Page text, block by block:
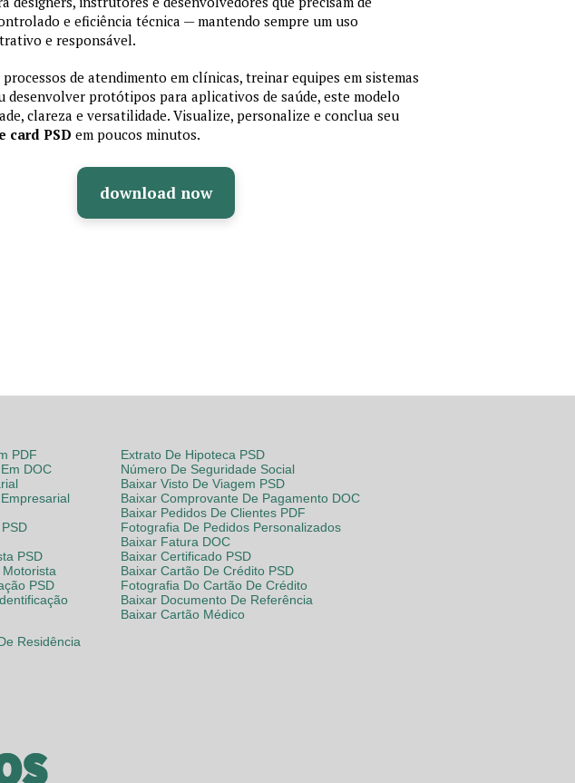
e eficiência técnica — mantendo sempre um uso
e responsável.
de atendimento em clínicas, treinar equipes em sistemas
desenvolver protótipos para aplicativos de saúde, este modelo
clareza e versatilidade. Visualize, personalize e conclua seu
card PSD em poucos minutos.
download now
PDF
DOC
PSD
PSD
Residência
Extrato De Hipoteca PSD
Número De Seguridade Social
Baixar Visto De Viagem PSD
Baixar Comprovante De Pagamento DOC
Baixar Pedidos De Clientes PDF
Fotografia De Pedidos Personalizados
Baixar Fatura DOC
Baixar Certificado PSD
Baixar Cartão De Crédito PSD
Fotografia Do Cartão De Crédito
Baixar Documento De Referência
Baixar Cartão Médico